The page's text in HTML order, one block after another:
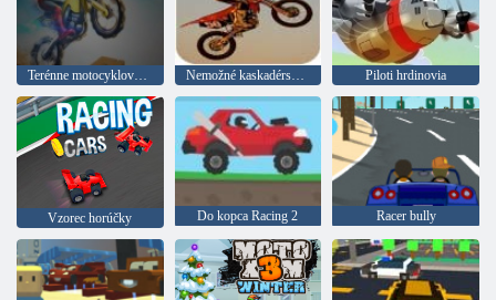
Terénne motocyklové preteky Nemožné kaskadérske kúsky na motocykli Piloti hrdinovia
Vzorec horúčky Do kopca Racing 2 Racer bully